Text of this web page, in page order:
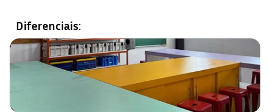
Diferenciais: